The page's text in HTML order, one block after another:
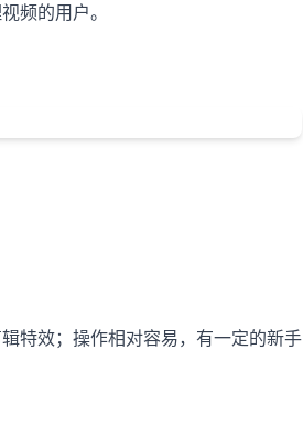
频的用户。
特效；操作相对容易，有一定的新手